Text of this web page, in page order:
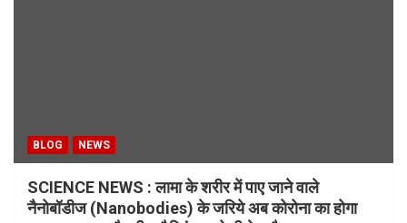
BLOG NEWS
SCIENCE NEWS : लामा के शरीर में पाए जाने वाले
नैनोबॉडीज (Nanobodies) के जरिये अब कोरोना का होगा